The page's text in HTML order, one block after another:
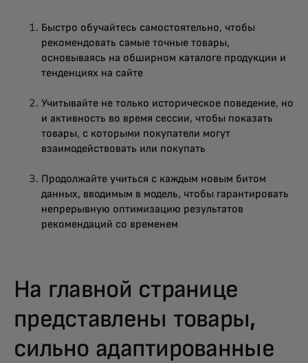
Быстро обучайтесь самостоятельно, чтобы
рекомендовать самые точные товары,
основываясь на обширном каталоге продукции и
тенденциях на сайте
Учитывайте не только историческое поведение, но
и активность во время сессии, чтобы показать
товары, с которыми покупатели могут
взаимодействовать или покупать
Продолжайте учиться с каждым новым битом
данных, вводимым в модель, чтобы гарантировать
непрерывную оптимизацию результатов
рекомендаций со временем
На главной странице
представлены товары,
сильно адаптированные